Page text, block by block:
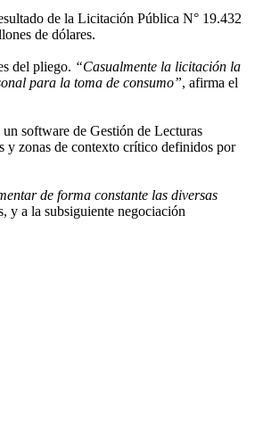
de la Licitación Pública N° 19.432
de dólares.
del pliego. “Casualmente la licitación la
para la toma de consumo”, afirma el
software de Gestión de Lecturas
y zonas de contexto crítico definidos por
de forma constante las diversas
y a la subsiguiente negociación